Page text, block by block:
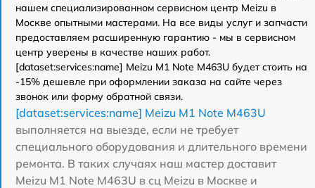
нашем специализированном сервисном центр Meizu в
Москве опытными мастерами. На все виды услуг и запчасти
предоставляем расширенную гарантию - мы в сервисном
центр уверены в качестве наших работ.
[dataset:services:name] Meizu M1 Note M463U будет стоить на
-15% дешевле при оформлении заказа на сайте через
звонок или форму обратной связи.
[dataset:services:name] Meizu M1 Note M463U
выполняется на выезде, если не требует
специального оборудования и длительного времени
ремонта. В таких случаях наш мастер доставит
Meizu M1 Note M463U в сц Meizu в Москве и